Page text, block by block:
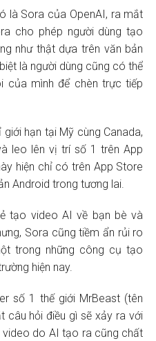
là Sora của OpenAI, ra mắt
cho phép người dùng tạo
như thật dựa trên văn bản
là người dùng cũng có thể
của mình để chèn trực tiếp
hạn tại Mỹ cùng Canada,
leo lên vị trí số 1 trên App
hiện chỉ có trên App Store
Android trong tương lai.
tạo video AI về bạn bè và
Sora cũng tiềm ẩn rủi ro
trong những công cụ tạo
hiện nay.
số 1 thế giới MrBeast (tên
câu hỏi điều gì sẽ xảy ra với
video do AI tạo ra cũng chất